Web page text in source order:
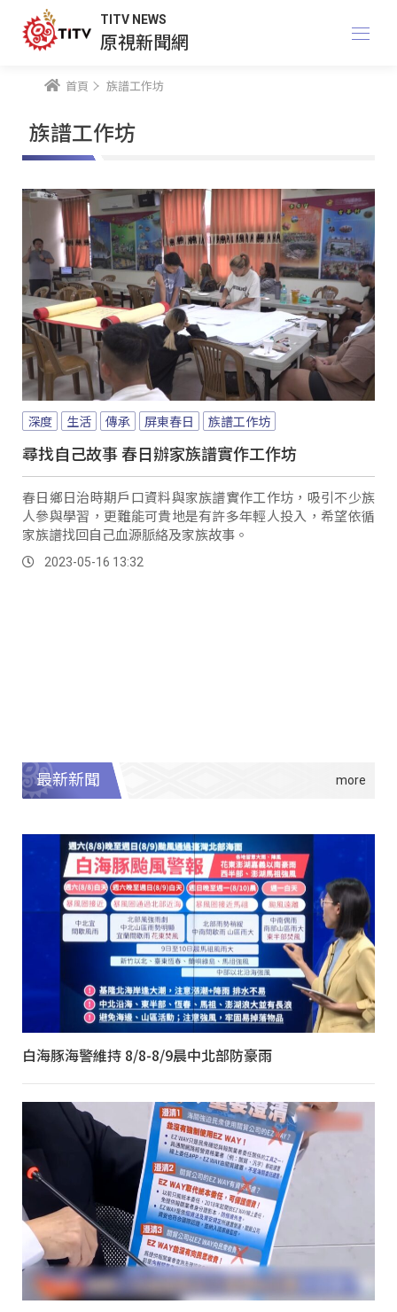
TITV NEWS
原視新聞網
首頁 族譜工作坊
族譜工作坊
深度 生活 傳承 屏東春日 族譜工作坊
尋找自己故事 春日辦家族譜實作工作坊
春日鄉日治時期戶口資料與家族譜實作工作坊，吸引不少族
人參與學習，更難能可貴地是有許多年輕人投入，希望依循
家族譜找回自己血源脈絡及家族故事。
2023-05-16 13:32
最新新聞
白海豚海警維持 8/8-8/9晨中北部防豪雨